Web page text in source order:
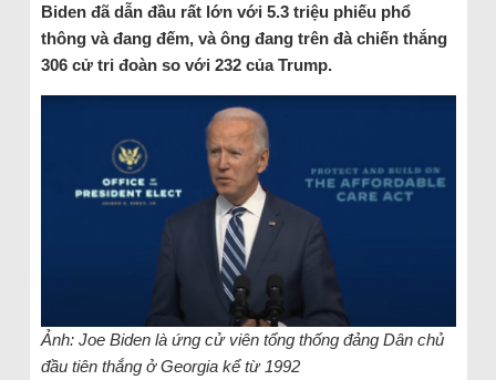
Biden đã dẫn đầu rất lớn với 5.3 triệu phiếu phổ
thông và đang đếm, và ông đang trên đà chiến thắng
306 cử tri đoàn so với 232 của Trump.
Ảnh: Joe Biden là ứng cử viên tổng thống đảng Dân chủ
đầu tiên thắng ở Georgia kể từ 1992